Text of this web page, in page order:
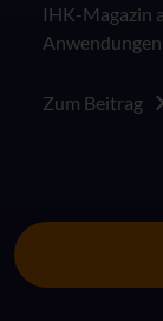
IHK-Magazin
Zum Beitrag